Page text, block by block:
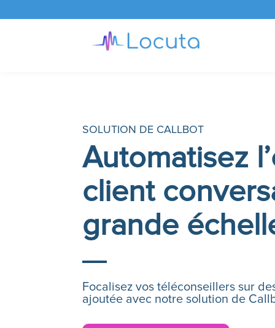
SOLUTION DE CALLBOT
Automatisez
client
grande
Focalisez vos téléconseillers sur
ajoutée avec notre solution de